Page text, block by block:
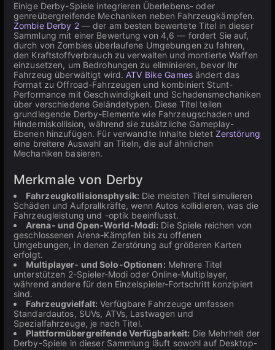
Einige Derby-Spiele integrieren Überlebens- oder
genreübergreifende Mechaniken neben Fahrzeugkämpfen.
Zombie Derby 2— der am besten bewertete Titel in dieser
Sammlung mit einer Bewertung von 4,6 — fordert Sie auf,
durch von Zombies überlaufene Umgebungen zu fahren,
den Kraftstoffverbrauch zu verwalten und montierte Waffen
einzusetzen, um Bedrohungen zu eliminieren, bevor Ihr
Fahrzeug überwältigt wird.ATV Bike Gamesändert das
Format zu Offroad-Fahrzeugen und kombiniert Stunt-
Performance mit Geschwindigkeit und Schadensmechaniken
über verschiedene Geländetypen. Diese Titel teilen
grundlegende Derby-Elemente wie Fahrzeugschaden und
Hinderniskollision, während sie zusätzliche Gameplay-
Ebenen hinzufügen. Für verwandte Inhalte bietet Zerstörung
eine breitere Auswahl an Titeln, die auf ähnlichen
Mechaniken basieren.
Merkmale von Derby
Fahrzeugkollisionsphysik: Die meisten Titel simulieren
Schäden und Aufprallkräfte, wenn Autos kollidieren, was die
Fahrzeugleistung und -optik beeinflusst.
Arena- und Open-World-Modi: Die Spiele reichen von
geschlossenen Arena-Kämpfen bis zu offenen
Umgebungen, in denen Zerstörung auf größeren Karten
erfolgt.
Multiplayer- und Solo-Optionen: Mehrere Titel
unterstützen 2-Spieler-Modi oder Online-Multiplayer,
während andere für den Einzelspieler-Fortschritt konzipiert
sind.
Fahrzeugvielfalt: Verfügbare Fahrzeuge umfassen
Standardautos, SUVs, ATVs, Lastwagen und
Spezialfahrzeuge, je nach Titel.
Plattformübergreifende Verfügbarkeit: Die Mehrheit der
Derby-Spiele in dieser Sammlung läuft sowohl auf Desktop-